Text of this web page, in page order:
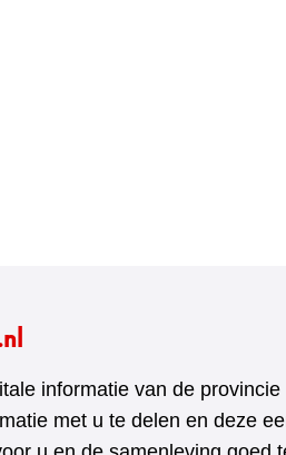
informatie van de
met u te delen en deze